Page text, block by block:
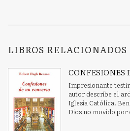
LIBROS RELACIONADOS
CONFESIONES
Impresionante
autor describe el
Iglesia Católica.
Dios no movido